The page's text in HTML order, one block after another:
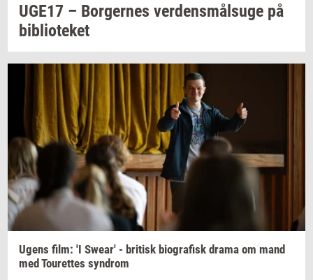
UGE17 – Bor­ger­nes ver­dens­målsu­ge på
bi­bli­o­te­ket
Ugens film: 'I Swear' - bri­tisk bi­o­gra­fisk drama om mand
medTou­ret­tes syn­drom